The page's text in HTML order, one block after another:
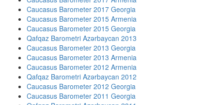
Caucasus Barometer 2017 Georgia
Caucasus Barometer 2015 Armenia
Caucasus Barometer 2015 Georgia
Qafqaz Barometri Azərbaycan 2013
Caucasus Barometer 2013 Georgia
Caucasus Barometer 2013 Armenia
Caucasus Barometer 2012 Armenia
Qafqaz Barometri Azərbaycan 2012
Caucasus Barometer 2012 Georgia
Caucasus Barometer 2011 Georgia